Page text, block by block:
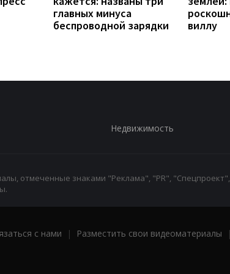
главных минуса
беспроводной зарядки
виллу
Недвижимость
отмеченные знаками "Реклама", "PR",
с нами | Разместить свои видеоматериалы